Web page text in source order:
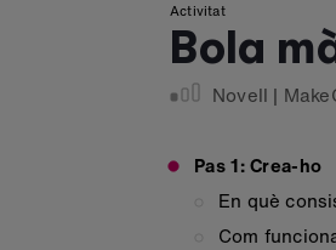
Activitat
Bola
Novell |
Pas 1: Crea-ho
En què
Com